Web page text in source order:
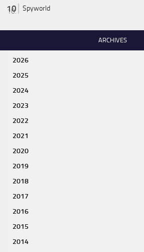
Spyworld
ARCHIVES
2026
2025
2024
2023
2022
2021
2020
2019
2018
2017
2016
2015
2014